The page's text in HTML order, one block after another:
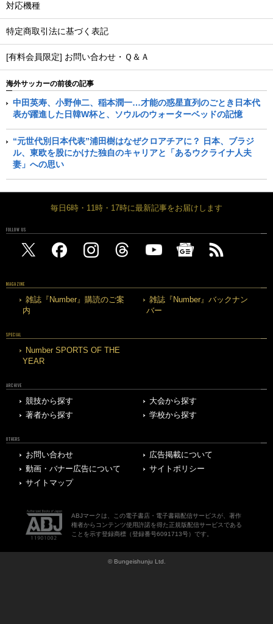
対応機種
特定商取引法に基づく表記
[有料会員限定] お問い合わせ・Ｑ＆Ａ
海外サッカーの前後の記事
中田英寿、小野伸二、稲本潤一…才能の惑星直列のごとき日本代
表が躍進した日韓W杯と、ソウルのウォーターベッドの記憶
“元世代別日本代表”浦田樹はなぜクロアチアに？ 日本、ブラジ
ル、東欧を股にかけた独自のキャリアと「あるウクライナ人夫
妻」への思い
毎日6時・11時・17時に最新記事をお届けします
FOLLOW US
MAGAZINE
雑誌『Number』購読のご案
内
雑誌『Number』バックナン
バー
SPECIAL
Number SPORTS OF THE
YEAR
ARCHIVE
競技から探す
大会から探す
著者から探す
学校から探す
OTHERS
お問い合わせ
広告掲載について
動画・バナー広告について
サイトポリシー
サイトマップ
ABJマークは、この電子書店・電子書籍配信サービスが、著作
権者からコンテンツ使用許諾を得た正規版配信サービスである
ことを示す登録商標（登録番号6091713号）です。
© Bungeishunju Ltd.